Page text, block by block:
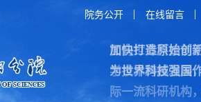
院务公开 在线留言
加快打造原始创
为世界科技强国